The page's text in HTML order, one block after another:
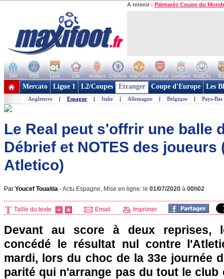
A retenir : Palmarès Coupe du
OM PSG Lyon Lille Monaco Chelsea Man Utd Arsenal Liverpool ManCity
+ de clubs
Mercato Ligue 1 L2/Coupes Etranger Coupe d'Europe Les
Angleterre | Espagne | Italie | Allemagne | Belgique | Pays-Bas
Le Real peut s'offrir une balle
Débrief et NOTES des joueurs
Atletico)
Par Youcef Touaitia -Actu Espagne, Mise en ligne: le 01/07/2020 à 00h02
Taille du texte: Email Imprimer
Devant au score à deux reprises,
concédé le résultat nul contre
mardi, lors du choc de la 33e journée
parité qui n'arrange pas du tout le club